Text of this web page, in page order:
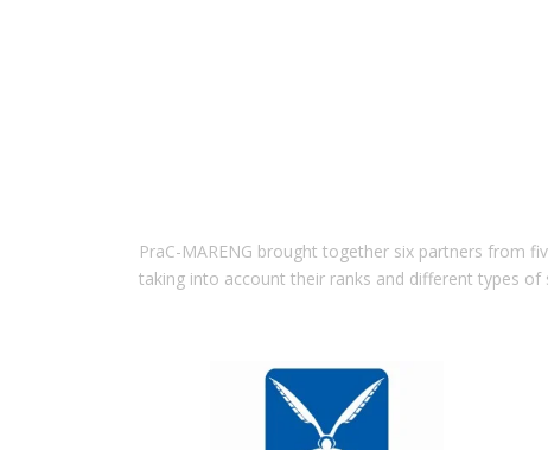
PraC-MARENG brought together six partners from
taking into account their ranks and different types of